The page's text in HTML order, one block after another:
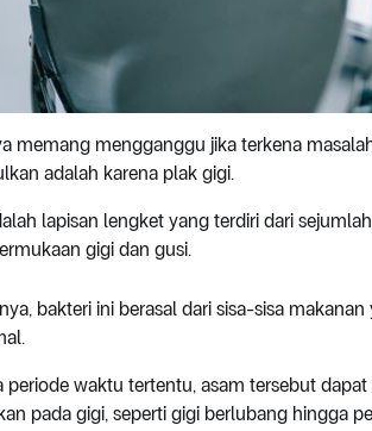
memang mengganggu jika terkena
adalah karena plak gigi.
lapisan lengket yang terdiri dari
gigi dan gusi.
bakteri ini berasal dari sisa-sisa
periode waktu tertentu, asam tersebut
pada gigi, seperti gigi berlubang hingga